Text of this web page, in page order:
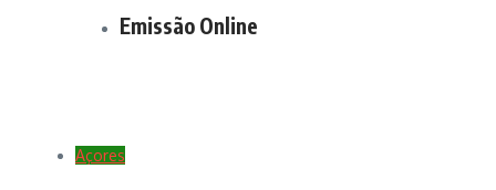
Emissão Online
Açores